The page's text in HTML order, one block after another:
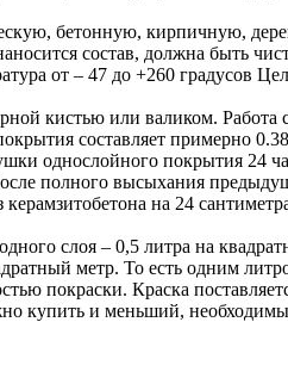
бетонную, кирпичную,
состав, должна быть
от – 47 до +260 градусов
кистью или валиком.
составляет примерно
однослойного покрытия 24
полного высыхания
на 24
слоя – 0,5 литра на
метр. То есть одним
покраски. Краска
купить и меньший,